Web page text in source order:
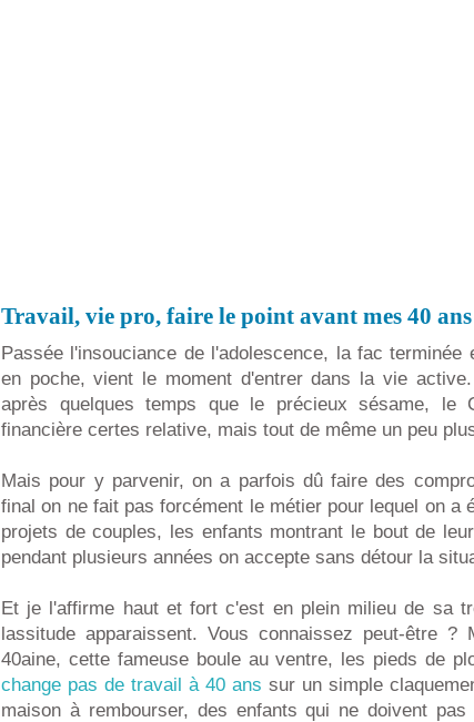
Travail, vie pro, faire le point avant mes 40 ans
Passée l'insouciance de l'adolescence, la fac
en poche, vient le moment d'entrer dans la vie
après quelques temps que le précieux sésame, le
financière certes relative, mais tout de même un peu
Mais pour y parvenir, on a parfois dû faire des
final on ne fait pas forcément le métier pour lequel on
projets de couples, les enfants montrant le bout de
pendant plusieurs années on accepte sans détour la
Et je l'affirme haut et fort c'est en plein milieu de sa
lassitude apparaissent. Vous connaissez peut-être
40aine, cette fameuse boule au ventre, les pieds de
change pas de travail à 40 ans sur un simple
maison à rembourser, des enfants qui ne doivent